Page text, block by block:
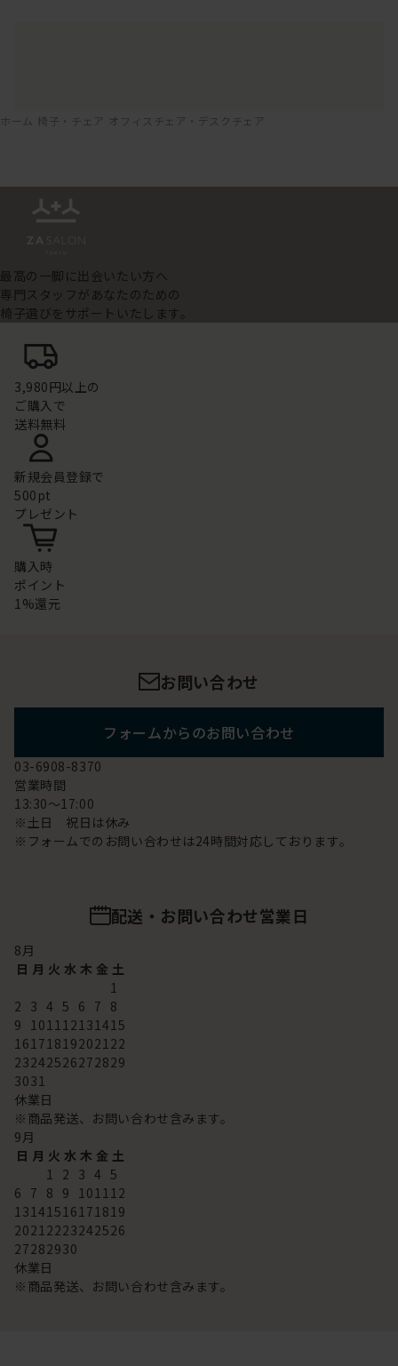
ホーム 椅子・チェア オフィスチェア・デスクチェア
最高の一脚に出会いたい方へ
専門スタッフがあなたのための
椅子選びをサポートいたします。
3,980円以上の
ご購入で
送料無料
新規会員登録で
500pt
プレゼント
購入時
ポイント
1%還元
お問い合わせ
フォームからのお問い合わせ
03-6908-8370
営業時間
13:30～17:00
※土日 祝日は休み
※フォームでのお問い合わせは24時間対応しております。
配送・お問い合わせ営業日
8 月
日 月 火 水 木 金 土
1
2 3 4 5 6 7 8
9
10 11 12 13 14 15
16 17 18 192021 22
23242526272829
3031
休業日
※商品発送、お問い合わせ含みます。
9 月
日 月 火 水 木 金 土
1
2 3 4 5
6 7 8 9 10 11 12
13 14 15 16 17 18 19
2021 2223242526
27282930
休業日
※商品発送、お問い合わせ含みます。